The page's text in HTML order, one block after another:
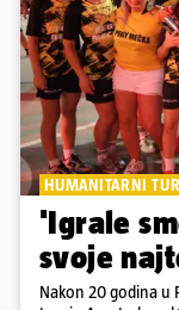
HUMANITARNI
'Igrale
svoje
Nakon 20 godina u